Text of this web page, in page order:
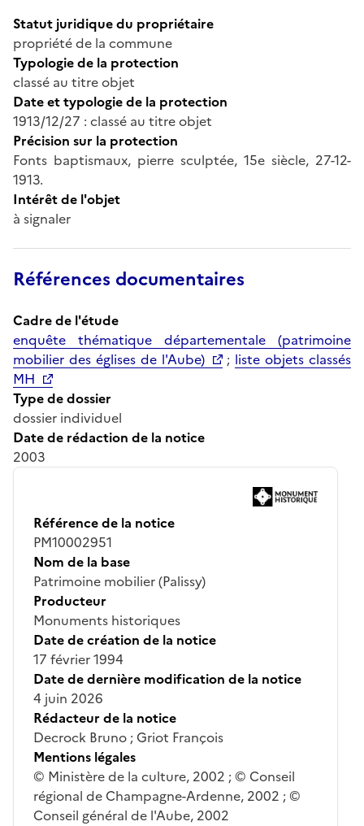
Statut juridique du propriétaire
propriété de la commune
Typologie de la protection
classé au titre objet
Date et typologie de la protection
1913/12/27 : classé au titre objet
Précision sur la protection
Fonts baptismaux, pierre sculptée, 15e siècle, 27-12-
1913.
Intérêt de l'objet
à signaler
Références documentaires
Cadre de l'étude
enquête thématique départementale (patrimoine
mobilier des églises de l'Aube)
; liste objets classés
MH
Type de dossier
dossier individuel
Date de rédaction de la notice
2003
Référence de la notice
PM10002951
Nom de la base
Patrimoine mobilier (Palissy)
Producteur
Monuments historiques
Date de création de la notice
17 février 1994
Date de dernière modification de la notice
4 juin 2026
Rédacteur de la notice
Decrock Bruno ; Griot François
Mentions légales
© Ministère de la culture, 2002 ; © Conseil
régional de Champagne-Ardenne, 2002 ; ©
Conseil général de l'Aube, 2002